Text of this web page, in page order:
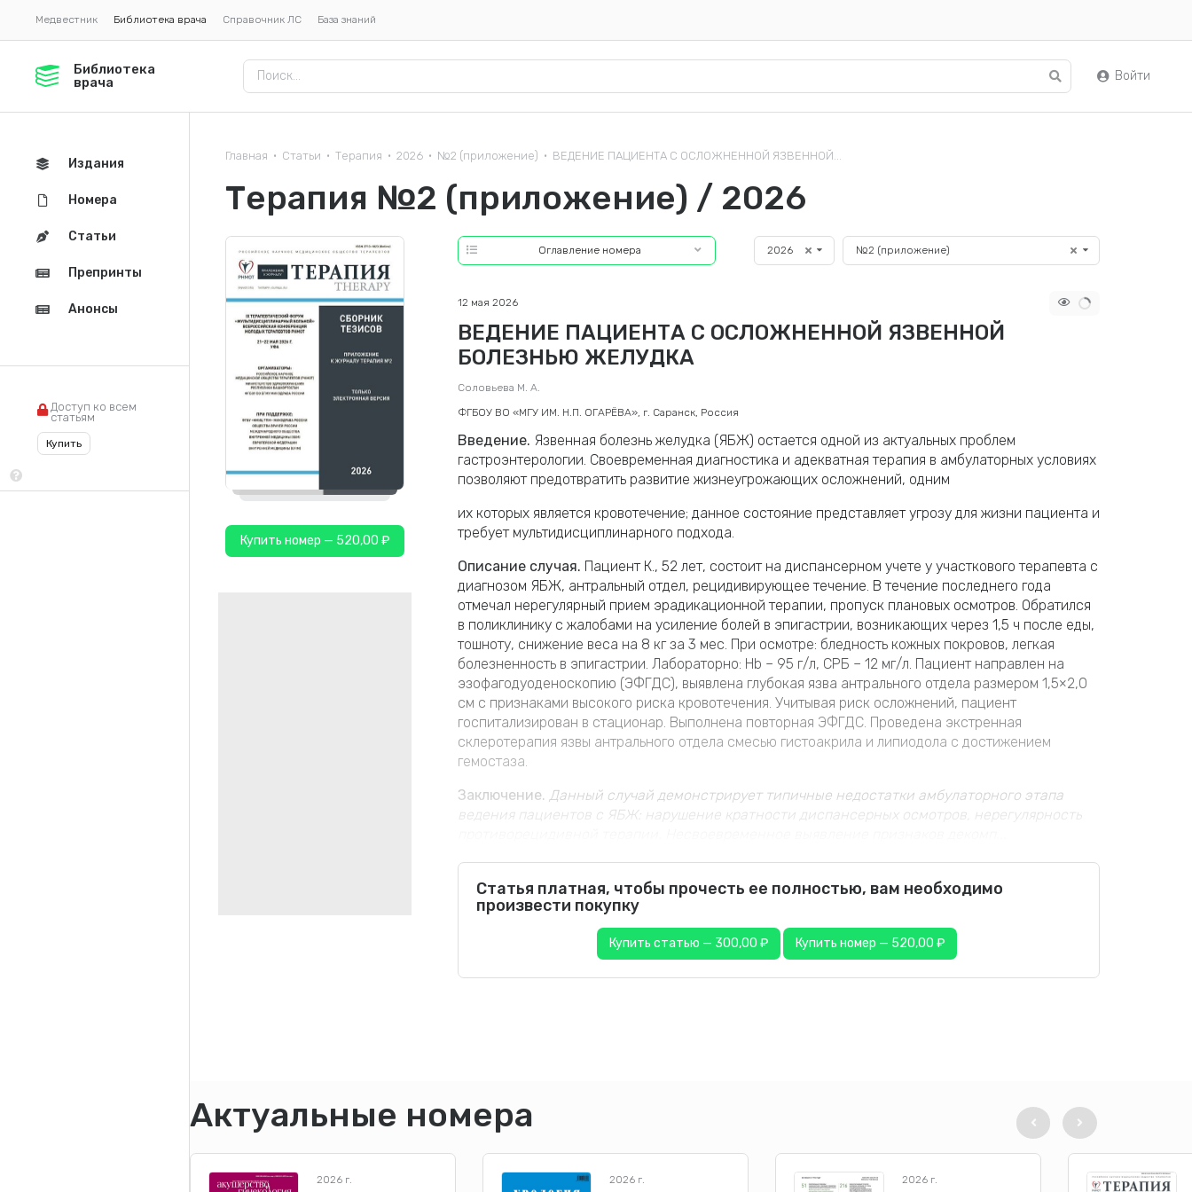
Медвестник Библиотека врача Справочник ЛС База знаний
Библиотека
врача
Войти
Главная • Статьи • Терапия • 2026 • №2 (приложение) • ВЕДЕНИЕ ПАЦИЕНТА С ОСЛОЖНЕННОЙ ЯЗВЕННОЙ...
Терапия №2 (приложение) / 2026
2026 №2 (приложение)
Оглавление номера
ВЕДЕНИЕ ПАЦИЕНТА С ОСЛОЖНЕННОЙ ЯЗВЕННОЙ
БОЛЕЗНЬЮ ЖЕЛУДКА
12 мая 2026
ФГБОУ ВО «МГУ ИМ. Н.П. ОГАРЁВА», г. Саранск, Россия
Введение. Язвенная болезнь желудка (ЯБЖ) остается одной из актуальных проблем
гастроэнтерологии. Своевременная диагностика и адекватная терапия в амбулаторных условиях
позволяют предотвратить развитие жизнеугрожающих осложнений, одним
их которых является кровотечение; данное состояние представляет угрозу для жизни пациента и
требует мультидисциплинарного подхода.
Описание случая. Пациент К., 52 лет, состоит на диспансерном учете у участкового терапевта с
диагнозом ЯБЖ, антральный отдел, рецидивирующее течение. В течение последнего года
отмечал нерегулярный прием эрадикационной терапии, пропуск плановых осмотров. Обратился
в поликлинику с жалобами на усиление болей в эпигастрии, возникающих через 1,5 ч после еды,
тошноту, снижение веса на 8 кг за 3 мес. При осмотре: бледность кожных покровов, легкая
болезненность в эпигастрии. Лабораторно: Hb – 95 г/л, СРБ – 12 мг/л. Пациент направлен на
эзофагодуоденоскопию (ЭФГДС), выявлена глубокая язва антрального отдела размером 1,5×2,0
см с признаками высокого риска кровотечения. Учитывая риск осложнений, пациент
госпитализирован в стационар. Выполнена повторная ЭФГДС. Проведена экстренная
склеротерапия язвы антрального отдела смесью гистоакрила и липиодола с достижением
гемостаза.
Заключение. Данный случай демонстрирует типичные недостатки амбулаторного этапа
ведения пациентов с ЯБЖ: нарушение кратности диспансерных осмотров, нерегулярность
Соловьева М. А.
Статья платная, чтобы прочесть ее полностью, вам необходимо
произвести покупку
Купить статью — 300,00 ₽ Купить номер — 520,00 ₽
Купить номер — 520,00 ₽
Актуальные номера
2026 г. 2026 г. 2026 г.
Издания
Номера
Статьи
Препринты
Анонсы
Доступ ко всем
статьям
Купить